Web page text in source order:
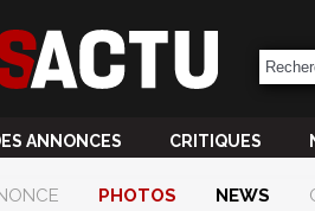
ANNONCES CRITIQUES
PHOTOS NEWS